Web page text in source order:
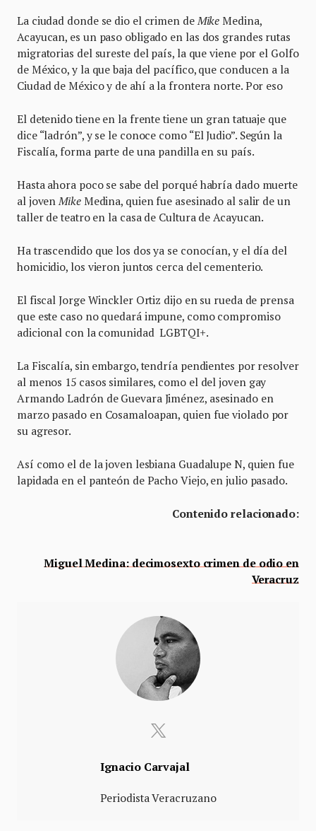
La ciudad donde se dio el crimen deMike Medina,
Acayucan, es un paso obligado en las dos grandes rutas
migratorias del sureste del país, la que viene por el Golfo
de México, y la que baja del pacífico, que conducen a la
Ciudad de México y de ahí a la frontera norte. Por eso
El detenido tiene en la frente tiene un gran tatuaje que
dice “ladrón”, y se le conoce como “El Judio”. Según la
Fiscalía, forma parte de una pandilla en su país.
Hasta ahora poco se sabe del porqué habría dado muerte
al jovenMikeMedina, quien fue asesinado al salir de un
taller de teatro en la casa de Cultura de Acayucan.
Ha trascendido que los dos ya se conocían, y el día del
homicidio, los vieron juntos cerca del cementerio.
El fiscal Jorge Winckler Ortiz dijo en su rueda de prensa
que este caso no quedará impune, como compromiso
adicional con la comunidad LGBTQI+.
La Fiscalía, sin embargo, tendría pendientes por resolver
al menos 15 casos similares, como el del joven gay
Armando Ladrón de Guevara Jiménez, asesinado en
marzo pasado en Cosamaloapan, quien fue violado por
su agresor.
Así como el de la joven lesbiana Guadalupe N, quien fue
lapidada en el panteón de Pacho Viejo, en julio pasado.
Contenido relacionado:
Miguel Medina: decimosexto crimen de odio en
Veracruz
Ignacio Carvajal
Periodista Veracruzano